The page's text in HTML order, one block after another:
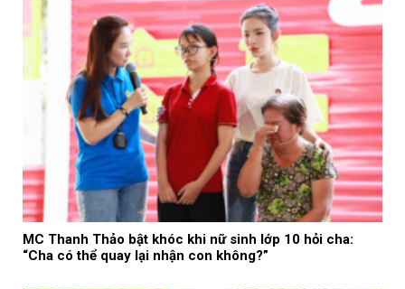
MC Thanh Thảo bật khóc khi nữ sinh lớp 10 hỏi cha:
“Cha có thể quay lại nhận con không?”